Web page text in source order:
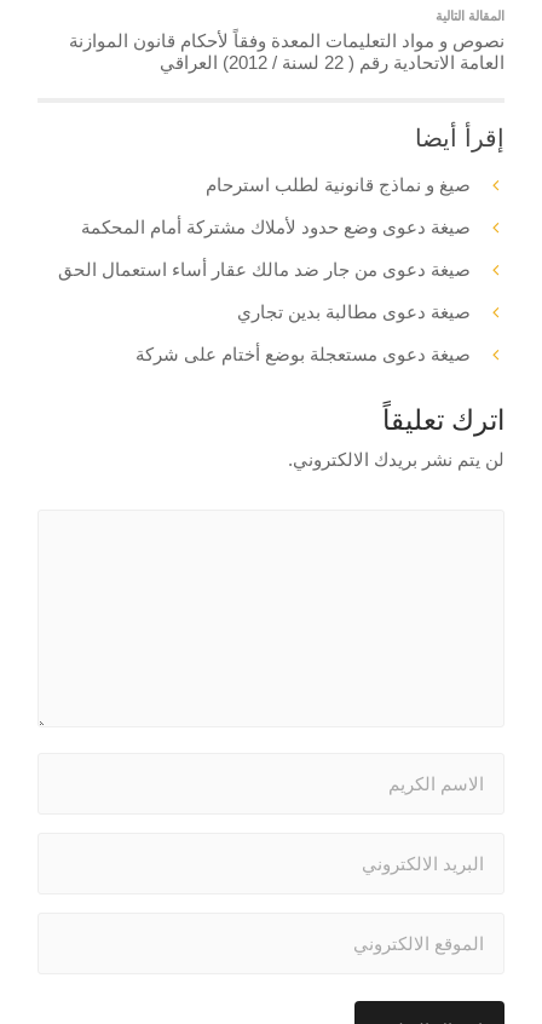
المقالة التالية
نصوص و مواد التعليمات المعدة وفقاً لأحكام قانون الموازنة
العامة الاتحادية رقم ( 22 لسنة / 2012) العراقي
إقرأ أيضا
صيغ و نماذج قانونية لطلب استرحام
صيغة دعوى وضع حدود لأملاك مشتركة أمام المحكمة
صيغة دعوى من جار ضد مالك عقار أساء استعمال الحق
صيغة دعوى مطالبة بدين تجاري
صيغة دعوى مستعجلة بوضع أختام على شركة
اترك تعليقاً
لن يتم نشر بريدك الالكتروني.